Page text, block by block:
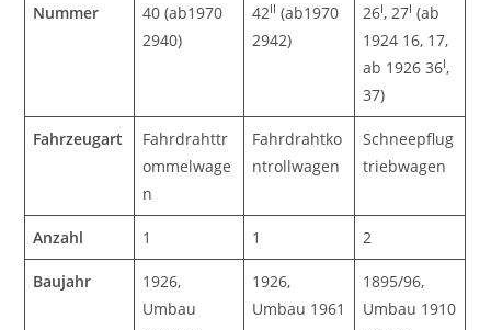
Nummer
40 (ab1970
2940)
42II (ab1970
2942)
26I, 27I (ab
1924 16, 17,
ab 1926 36I,
37)
Fahrzeugart
Fahrdrahttr
ommelwage
n
Fahrdrahtko
ntrollwagen
Schneepflug
triebwagen
Anzahl 1 1 2
Baujahr
1926,
Umbau
1926,
Umbau 1961
1895/96,
Umbau 1910